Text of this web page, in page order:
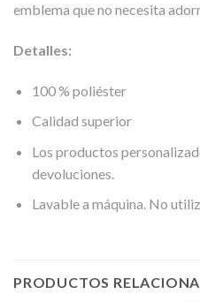
emblema que no necesita
Detalles:
100 % poliéster
Calidad superior
Los productos
devoluciones.
Lavable a máquina. No
PRODUCTOS